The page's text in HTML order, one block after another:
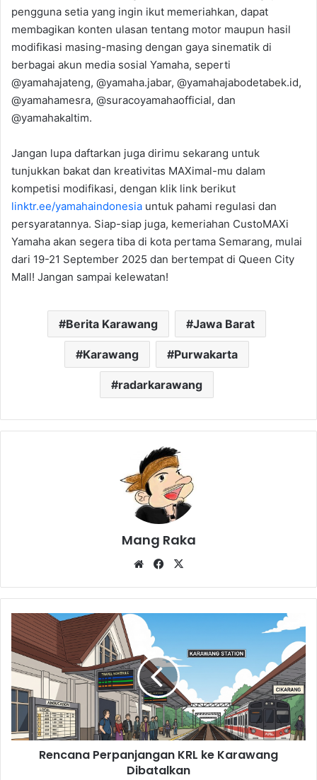
pengguna setia yang ingin ikut memeriahkan, dapat
membagikan konten ulasan tentang motor maupun hasil
modifikasi masing-masing dengan gaya sinematik di
berbagai akun media sosial Yamaha, seperti
@yamahajateng, @yamaha.jabar, @yamahajabodetabek.id,
@yamahamesra, @suracoyamahaofficial, dan
@yamahakaltim.
Jangan lupa daftarkan juga dirimu sekarang untuk
tunjukkan bakat dan kreativitas MAXimal-mu dalam
kompetisi modifikasi, dengan klik link berikut
linktr.ee/yamahaindonesia untuk pahami regulasi dan
persyaratannya. Siap-siap juga, kemeriahan CustoMAXi
Yamaha akan segera tiba di kota pertama Semarang, mulai
dari 19-21 September 2025 dan bertempat di Queen City
Mall! Jangan sampai kelewatan!
Berita Karawang Jawa Barat
Karawang Purwakarta
radarkarawang
Mang Raka
WebsiteFacebook
Rencana
Perpanjangan
KRL
ke
Karawang
Dibatalkan
Rencana Perpanjangan KRL ke Karawang
Dibatalkan